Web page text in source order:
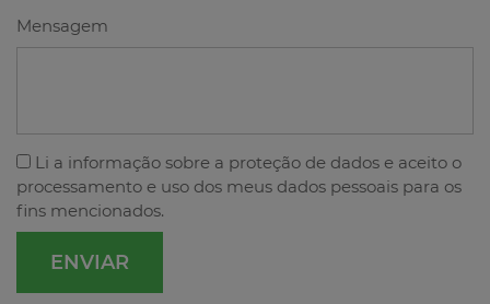
Mensagem
Li a informação sobre a proteção de dados e aceito o
processamento e uso dos meus dados pessoais para os
fins mencionados.